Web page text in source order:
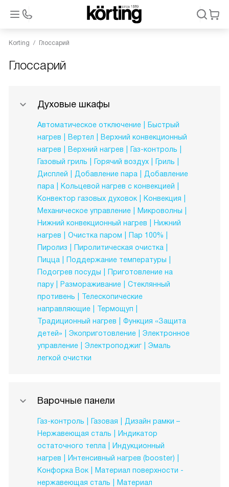
Korting Глоссарий
Глоссарий
Духовые шкафы
Автоматическое отключение
Быстрый
нагрев
Вертел
Верхний конвекционный
нагрев
Верхний нагрев
Газ-контроль
Газовый гриль
Горячий воздух
Гриль
Дисплей
Добавление пара
Добавление
пара
Кольцевой нагрев с конвекцией
Конвектор газовых духовок
Конвекция
Механическое управление
Микроволны
Нижний конвекционный нагрев
Нижний
нагрев
Очистка паром
Пар 100%
Пиролиз
Пиролитическая очистка
Пицца
Поддержание температуры
Подогрев посуды
Приготовление на
пару
Размораживание
Стеклянный
противень
Телескопические
направляющие
Термощуп
Традиционный нагрев
Функция «Защита
детей»
Экоприготовление
Электронное
управление
Электроподжиг
Эмаль
легкой очистки
Варочные панели
Газ-контроль Газовая
Дизайн рамки –
Нержавеющая сталь
Индикатор
остаточного тепла
Индукционный
нагрев
Интенсивный нагрев (booster)
Конфорка Вок
Материал поверхности -
нержавеющая сталь
Материал